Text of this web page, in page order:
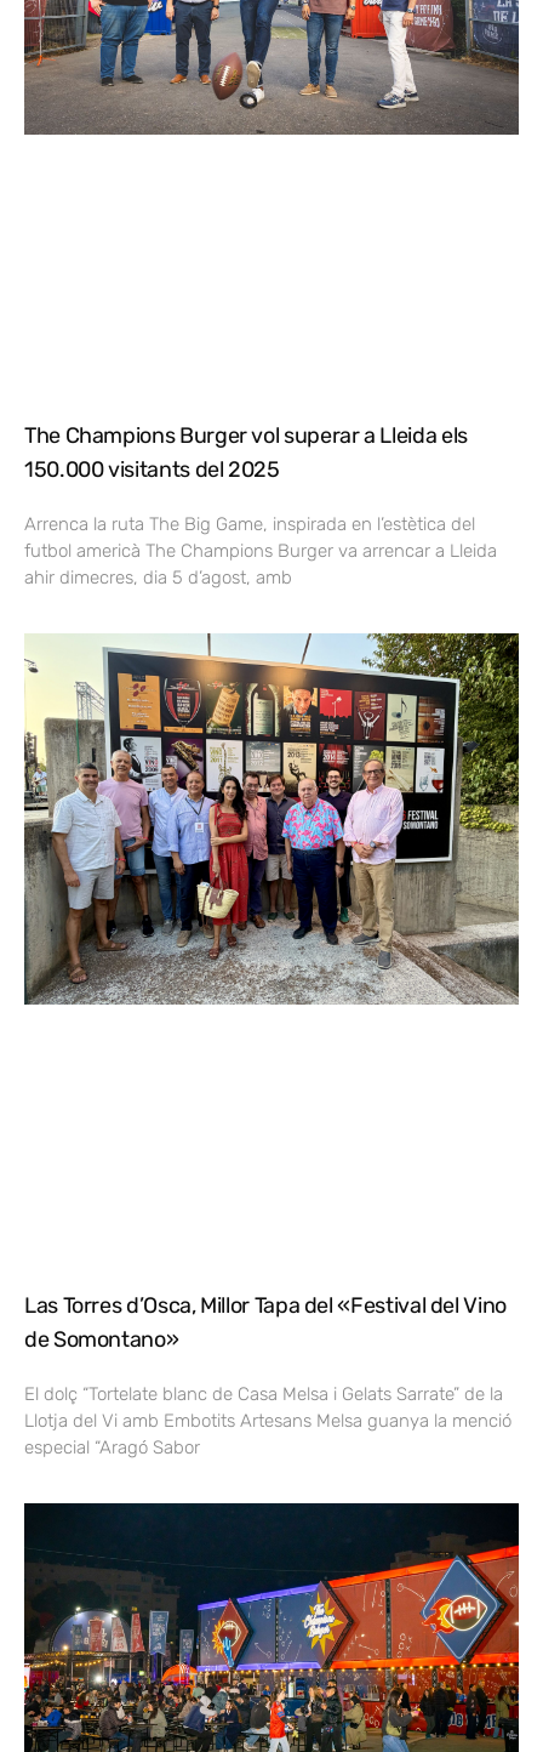
The Champions Burger vol superar a Lleida els
150.000 visitants del 2025
Arrenca la ruta The Big Game, inspirada en l’estètica del
futbol americà The Champions Burger va arrencar a Lleida
ahir dimecres, dia 5 d’agost, amb
Las Torres d’Osca, Millor Tapa del «Festival del Vino
de Somontano»
El dolç “Tortelate blanc de Casa Melsa i Gelats Sarrate” de la
Llotja del Vi amb Embotits Artesans Melsa guanya la menció
especial “Aragó Sabor